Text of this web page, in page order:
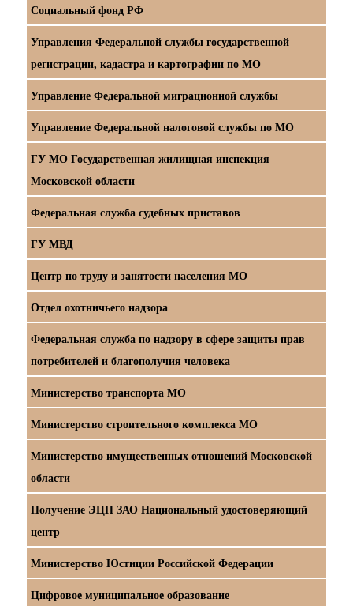
Социальный фонд РФ
Управления Федеральной службы государственной
регистрации, кадастра и картографии по МО
Управление Федеральной миграционной службы
Управление Федеральной налоговой службы по МО
ГУ МО Государственная жилищная инспекция
Московской области
Федеральная служба судебных приставов
ГУ МВД
Центр по труду и занятости населения МО
Отдел охотничьего надзора
Федеральная служба по надзору в сфере защиты прав
потребителей и благополучия человека
Министерство транспорта МО
Министерство строительного комплекса МО
Министерство имущественных отношений Московской
области
Получение ЭЦП ЗАО Национальный удостоверяющий
центр
Министерство Юстиции Российской Федерации
Цифровое муниципальное образование